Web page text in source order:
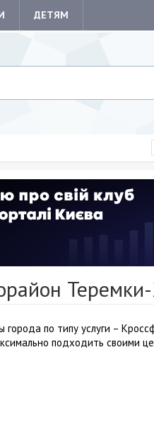
ДЕТЯМ
по типу услуги –
подходить своими